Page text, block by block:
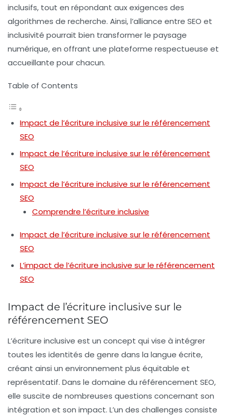
inclusifs, tout en répondant aux exigences des
algorithmes de recherche. Ainsi, l’alliance entre SEO et
inclusivité pourrait bien transformer le paysage
numérique, en offrant une plateforme respectueuse et
accueillante pour chacun.
Table of Contents
Impact de l’écriture inclusive sur le référencement
SEO
Impact de l’écriture inclusive sur le référencement
SEO
Impact de l’écriture inclusive sur le référencement
SEO
Comprendre l’écriture inclusive
Impact de l’écriture inclusive sur le référencement
SEO
L’impact de l’écriture inclusive sur le référencement
SEO
Impact de l’écriture inclusive sur le
référencement SEO
L’écriture inclusive est un concept qui vise à intégrer
toutes les identités de genre dans la langue écrite,
créant ainsi un environnement plus équitable et
représentatif. Dans le domaine du référencement SEO,
elle suscite de nombreuses questions concernant son
intégration et son impact. L’un des challenges consiste